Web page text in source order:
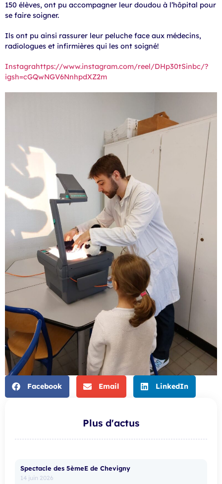
150 élèves, ont pu accompagner leur doudou à l’hôpital pour
se faire soigner.
Ils ont pu ainsi rassurer leur peluche face aux médecins,
radiologues et infirmières qui les ont soigné!
Instagrahttps://www.instagram.com/reel/DHp30tSinbc/?
igsh=cGQwNGV6NnhpdXZ2m
Facebook Email LinkedIn
Plus d'actus
Spectacle des 5èmeE de Chevigny
14 juin 2026